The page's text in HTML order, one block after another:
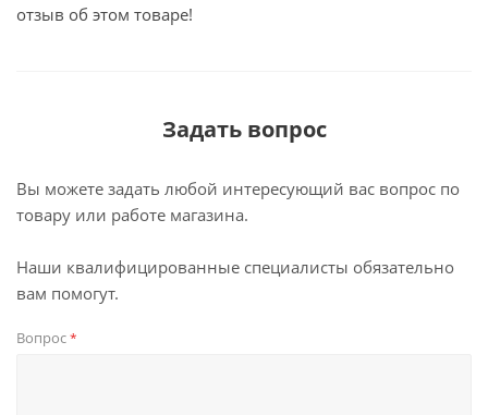
отзыв об этом товаре!
Задать вопрос
Вы можете задать любой интересующий вас вопрос по
товару или работе магазина.
Наши квалифицированные специалисты обязательно
вам помогут.
Вопрос*